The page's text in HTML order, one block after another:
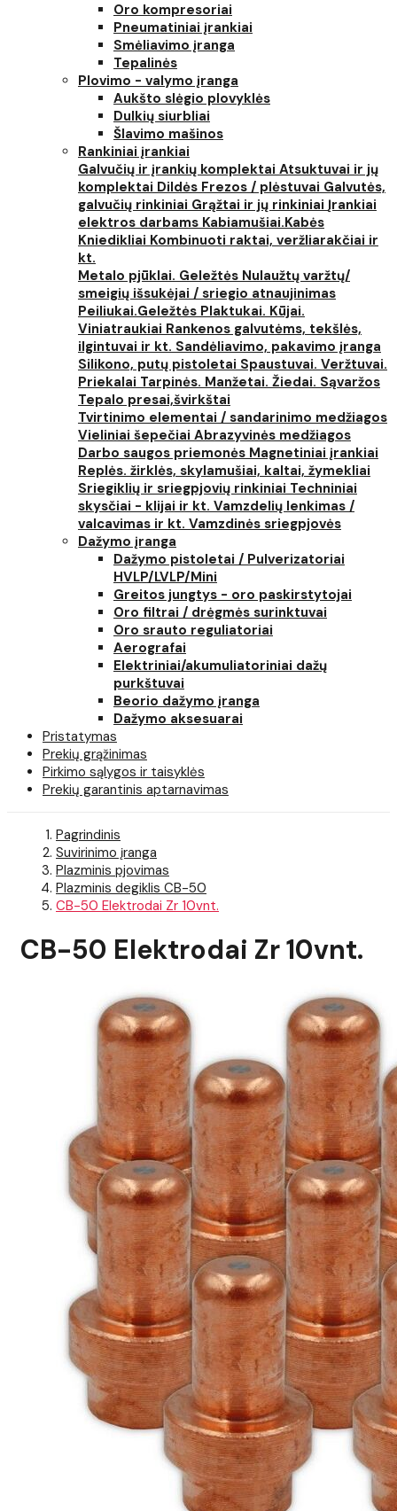
Oro kompresoriai
Pneumatiniai įrankiai
Smėliavimo įranga
Tepalinės
Plovimo - valymo įranga
Aukšto slėgio plovyklės
Dulkių siurbliai
Šlavimo mašinos
Rankiniai įrankiai
Galvučių ir įrankių komplektai Atsuktuvai ir jų
komplektai Dildės Frezos / plėstuvai Galvutės,
galvučių rinkiniai Grąžtai ir jų rinkiniai Įrankiai
elektros darbams Kabiamušiai.Kabės
Kniedikliai Kombinuoti raktai, veržliarakčiai ir
kt.
Metalo pjūklai. Geležtės Nulaužtų varžtų/
smeigių išsukėjai / sriegio atnaujinimas
Peiliukai.Geležtės Plaktukai. Kūjai.
Viniatraukiai Rankenos galvutėms, tekšlės,
ilgintuvai ir kt. Sandėliavimo, pakavimo įranga
Silikono, putų pistoletai Spaustuvai. Veržtuvai.
Priekalai Tarpinės. Manžetai. Žiedai. Sąvaržos
Tepalo presai,švirkštai
Tvirtinimo elementai / sandarinimo medžiagos
Vieliniai šepečiai Abrazyvinės medžiagos
Darbo saugos priemonės Magnetiniai įrankiai
Replės. žirklės, skylamušiai, kaltai, žymekliai
Sriegiklių ir sriegpjovių rinkiniai Techniniai
skysčiai - klijai ir kt. Vamzdelių lenkimas /
valcavimas ir kt. Vamzdinės sriegpjovės
Dažymo įranga
Dažymo pistoletai / Pulverizatoriai
HVLP/LVLP/Mini
Greitos jungtys - oro paskirstytojai
Oro filtrai / drėgmės surinktuvai
Oro srauto reguliatoriai
Aerografai
Elektriniai/akumuliatoriniai dažų
purkštuvai
Beorio dažymo įranga
Dažymo aksesuarai
Pristatymas
Prekių grąžinimas
Pirkimo sąlygos ir taisyklės
Prekių garantinis aptarnavimas
Pagrindinis
Suvirinimo įranga
Plazminis pjovimas
Plazminis degiklis CB-50
CB-50 Elektrodai Zr 10vnt.
CB-50 Elektrodai Zr 10vnt.